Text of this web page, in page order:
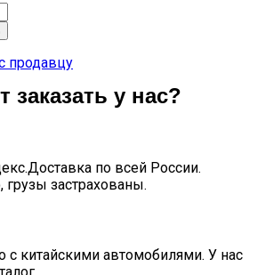
продавцу
заказать у нас?
по всей России.
грузы застрахованы.
с китайскими автомобилями. У нас